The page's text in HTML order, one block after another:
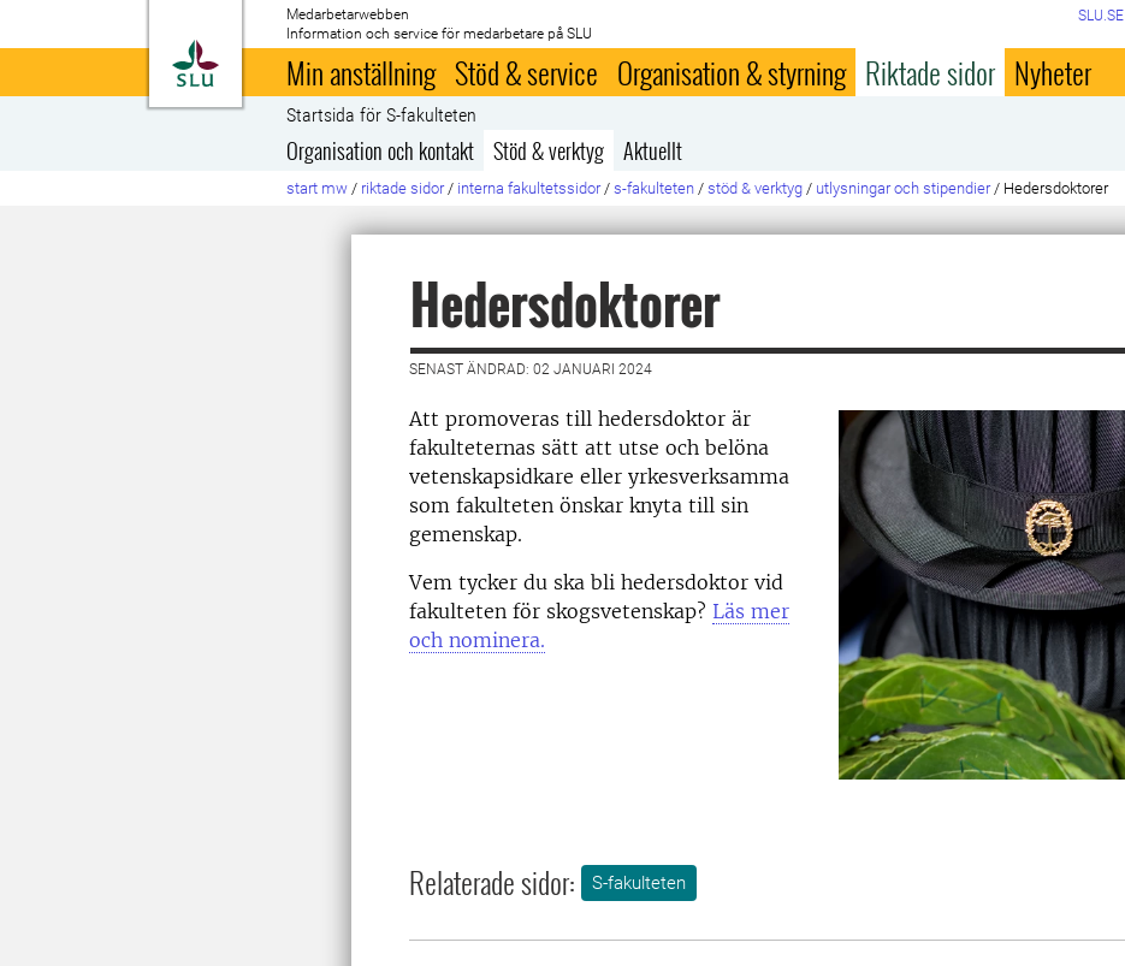
Till startsida
Medarbetarwebben
Information och service för medarbetare på SLU
SLU.SE
Min anställning Stöd & service Organisation & styrning Riktade sidor Nyheter
Startsida för S-fakulteten
Organisation och kontakt Stöd & verktyg Aktuellt
start mw / riktade sidor / interna fakultetssidor / s-fakulteten / stöd & verktyg / utlysningar och stipendier / Hedersdoktorer
Hedersdoktorer
SENAST ÄNDRAD: 02 JANUARI 2024
Att promoveras till hedersdoktor är
fakulteternas sätt att utse och belöna
vetenskapsidkare eller yrkesverksamma
som fakulteten önskar knyta till sin
gemenskap.
Vem tycker du ska bli hedersdoktor vid
fakulteten för skogsvetenskap? Läs mer
och nominera.
Relaterade sidor: S-fakulteten